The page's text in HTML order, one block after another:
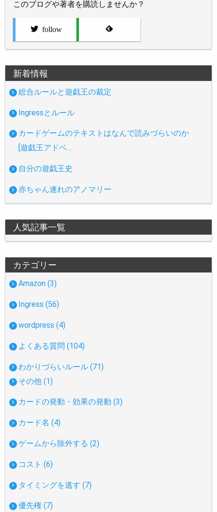
このブログや著者を購読しませんか？
follow
新着情報
総合ルールと遊戯王の裁定
Ingressとルール
カードゲームのテキストはなんで読みづらいのか
[遊戯王アドベ…
自分の遊戯王史
赤ちゃん連れのアノマリー
人気記事一覧
カテゴリー
Amazon (3)
Ingress (56)
wordpress (4)
よくある質問 (104)
わかりづらいルール (71)
その他 (1)
カードの発動・効果の発動 (3)
カード名 (4)
ゲームから除外する (2)
コスト (6)
タイミングを逃す (7)
優先権 (7)